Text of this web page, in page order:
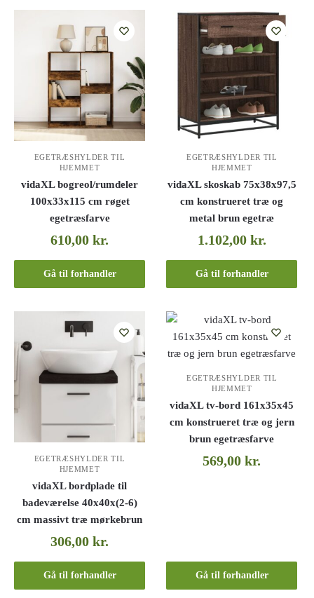
EGETRÆSHYLDER TIL
HJEMMET
vidaXL bogreol/rumdeler
100x33x115 cm røget
egetræsfarve
610,00kr.
Gå til forhandler
EGETRÆSHYLDER TIL
HJEMMET
vidaXL skoskab 75x38x97,5
cm konstrueret træ og
metal brun egetræ
1.102,00 kr.
Gå til forhandler
EGETRÆSHYLDER TIL
HJEMMET
vidaXL bordplade til
badeværelse 40x40x(2-6)
cm massivt træ mørkebrun
306,00kr.
Gå til forhandler
EGETRÆSHYLDER TIL
HJEMMET
vidaXL tv-bord 161x35x45
cm konstrueret træ og jern
brun egetræsfarve
569,00kr.
Gå til forhandler